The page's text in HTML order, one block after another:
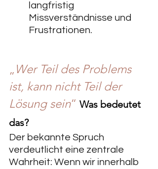
langfristig
Missverständnisse und
Frustrationen.
„ Wer Teil des Problems
ist, kann nicht Teil der
Lösung sein“ Was bedeutet
das?
Der bekannte Spruch
verdeutlicht eine zentrale
Wahrheit: Wenn wir innerhalb